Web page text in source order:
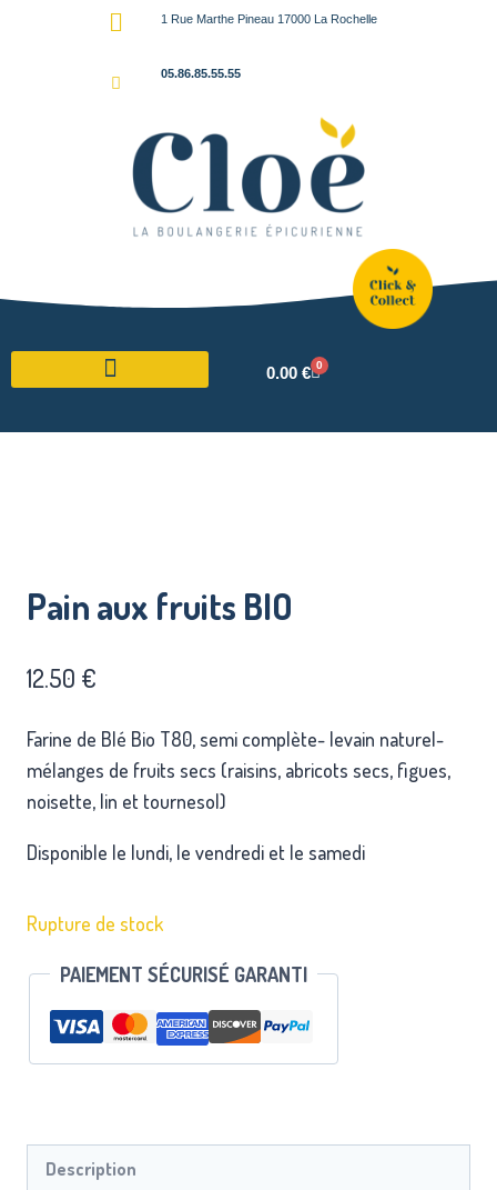
1 Rue Marthe Pineau 17000 La Rochelle
05.86.85.55.55
0.00 € 0
Pain aux fruits BIO
12.50 €
Farine de Blé Bio T80, semi complète- levain naturel-
mélanges de fruits secs (raisins, abricots secs, figues,
noisette, lin et tournesol)
Disponible le lundi, le vendredi et le samedi
Rupture de stock
PAIEMENT SÉCURISÉ GARANTI
Description